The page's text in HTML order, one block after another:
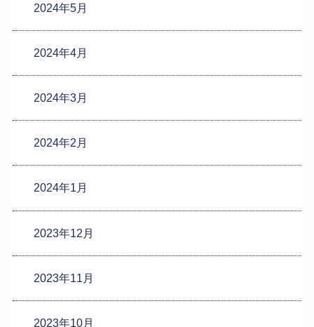
2024年5月
2024年4月
2024年3月
2024年2月
2024年1月
2023年12月
2023年11月
2023年10月